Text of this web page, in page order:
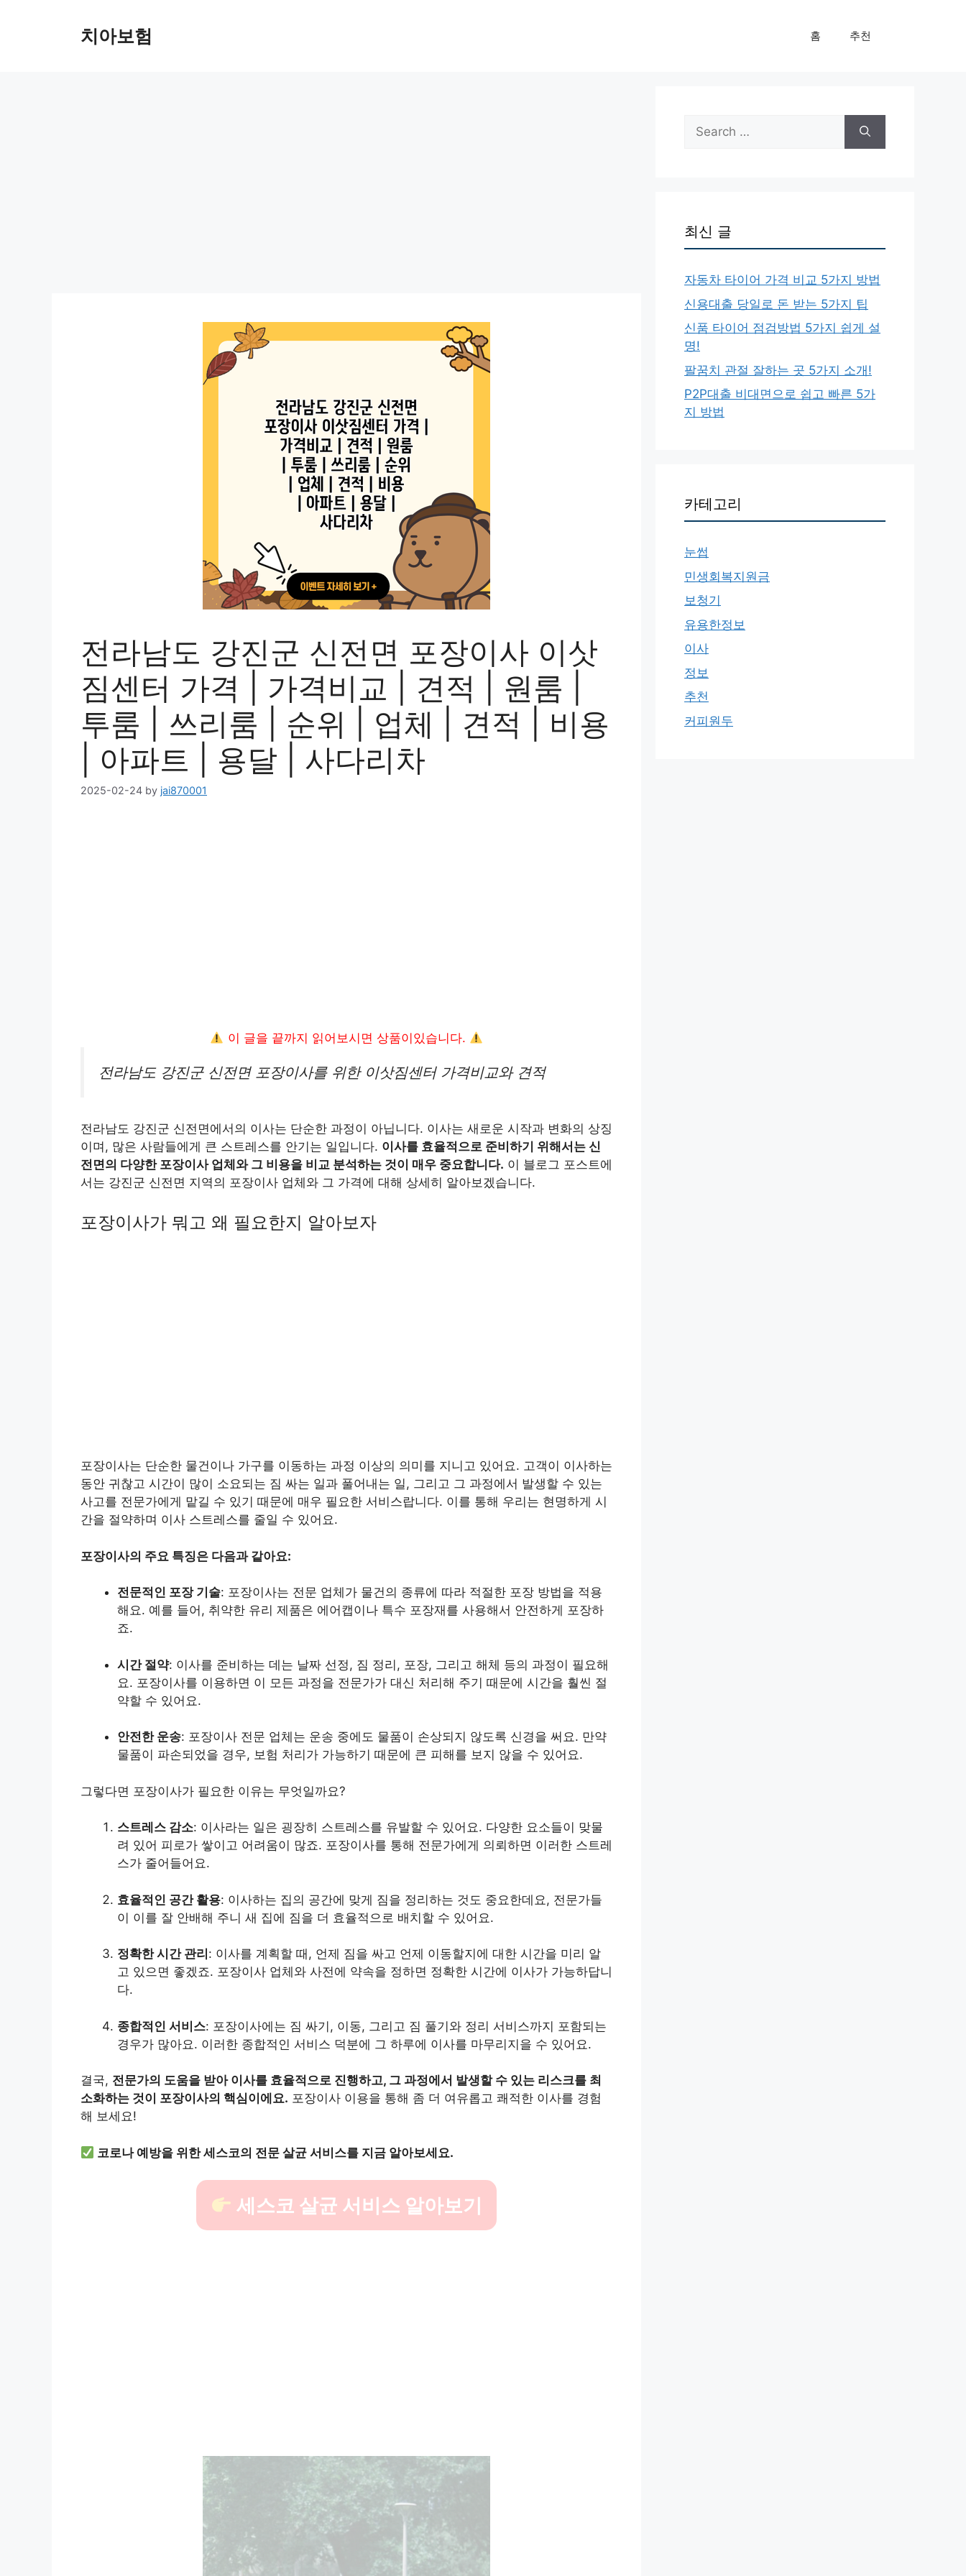
치아보험 홈 추천
전라남도 강진군 신전면 포장이사 이삿
짐센터 가격 | 가격비교 | 견적 | 원룸 |
투룸 | 쓰리룸 | 순위 | 업체 | 견적 | 비용
| 아파트 | 용달 | 사다리차
2025-02-24 by jai870001
이 글을 끝까지 읽어보시면 상품이있습니다.
전라남도 강진군 신전면 포장이사를 위한 이삿짐센터 가격비교와 견적
전라남도 강진군 신전면에서의 이사는 단순한 과정이 아닙니다. 이사는 새로운 시작과 변화의 상징
이며, 많은 사람들에게 큰 스트레스를 안기는 일입니다. 이사를 효율적으로 준비하기 위해서는 신
전면의 다양한 포장이사 업체와 그 비용을 비교 분석하는 것이 매우 중요합니다. 이 블로그 포스트에
서는 강진군 신전면 지역의 포장이사 업체와 그 가격에 대해 상세히 알아보겠습니다.
포장이사가 뭐고 왜 필요한지 알아보자
포장이사는 단순한 물건이나 가구를 이동하는 과정 이상의 의미를 지니고 있어요. 고객이 이사하는
동안 귀찮고 시간이 많이 소요되는 짐 싸는 일과 풀어내는 일, 그리고 그 과정에서 발생할 수 있는
사고를 전문가에게 맡길 수 있기 때문에 매우 필요한 서비스랍니다. 이를 통해 우리는 현명하게 시
간을 절약하며 이사 스트레스를 줄일 수 있어요.
포장이사의 주요 특징은 다음과 같아요:
전문적인 포장 기술: 포장이사는 전문 업체가 물건의 종류에 따라 적절한 포장 방법을 적용
해요. 예를 들어, 취약한 유리 제품은 에어캡이나 특수 포장재를 사용해서 안전하게 포장하
죠.
시간 절약: 이사를 준비하는 데는 날짜 선정, 짐 정리, 포장, 그리고 해체 등의 과정이 필요해
요. 포장이사를 이용하면 이 모든 과정을 전문가가 대신 처리해 주기 때문에 시간을 훨씬 절
약할 수 있어요.
안전한 운송: 포장이사 전문 업체는 운송 중에도 물품이 손상되지 않도록 신경을 써요. 만약
물품이 파손되었을 경우, 보험 처리가 가능하기 때문에 큰 피해를 보지 않을 수 있어요.
그렇다면 포장이사가 필요한 이유는 무엇일까요?
스트레스 감소: 이사라는 일은 굉장히 스트레스를 유발할 수 있어요. 다양한 요소들이 맞물
려 있어 피로가 쌓이고 어려움이 많죠. 포장이사를 통해 전문가에게 의뢰하면 이러한 스트레
스가 줄어들어요.
효율적인 공간 활용: 이사하는 집의 공간에 맞게 짐을 정리하는 것도 중요한데요, 전문가들
이 이를 잘 안배해 주니 새 집에 짐을 더 효율적으로 배치할 수 있어요.
정확한 시간 관리 : 이사를 계획할 때, 언제 짐을 싸고 언제 이동할지에 대한 시간을 미리 알
고 있으면 좋겠죠. 포장이사 업체와 사전에 약속을 정하면 정확한 시간에 이사가 가능하답니
다.
종합적인 서비스: 포장이사에는 짐 싸기, 이동, 그리고 짐 풀기와 정리 서비스까지 포함되는
경우가 많아요. 이러한 종합적인 서비스 덕분에 그 하루에 이사를 마무리지을 수 있어요.
결국, 전문가의 도움을 받아 이사를 효율적으로 진행하고, 그 과정에서 발생할 수 있는 리스크를 최
소화하는 것이 포장이사의 핵심이에요. 포장이사 이용을 통해 좀 더 여유롭고 쾌적한 이사를 경험
해 보세요!
코로나 예방을 위한 세스코의 전문 살균 서비스를 지금 알아보세요.
세스코 살균 서비스 알아보기
Search
for:
최신 글
자동차 타이어 가격 비교 5가지 방법
신용대출 당일로 돈 받는 5가지 팁
신품 타이어 점검방법 5가지 쉽게 설
명!
팔꿈치 관절 잘하는 곳 5가지 소개!
P2P대출 비대면으로 쉽고 빠른 5가
지 방법
카테고리
눈썹
민생회복지원금
보청기
유용한정보
이사
정보
추천
커피원두